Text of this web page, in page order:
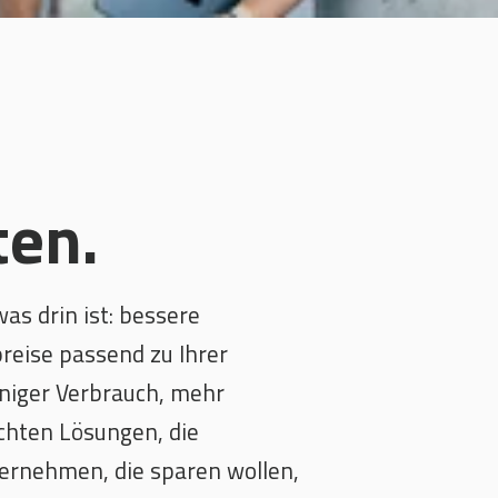
drin ist: bessere
passend zu Ihrer
Verbrauch, mehr
Lösungen, die
die sparen wollen,